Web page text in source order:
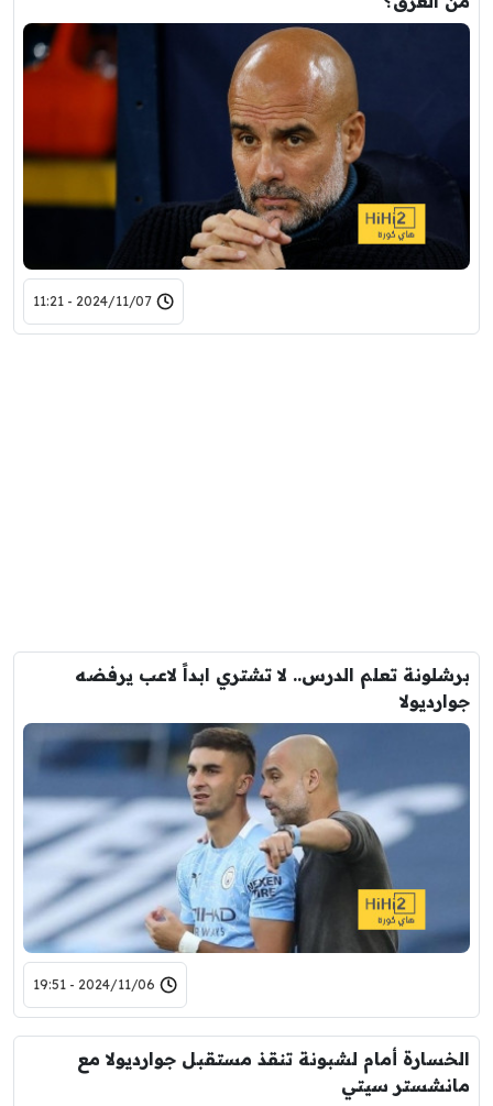
2024/11/07 - 11:21
برشلونة تعلم الدرس.. لا تشتري ابداً لاعب يرفضه
جوارديولا
2024/11/06 - 19:51
الخسارة أمام لشبونة تنقذ مستقبل جوارديولا مع
مانشستر سيتي